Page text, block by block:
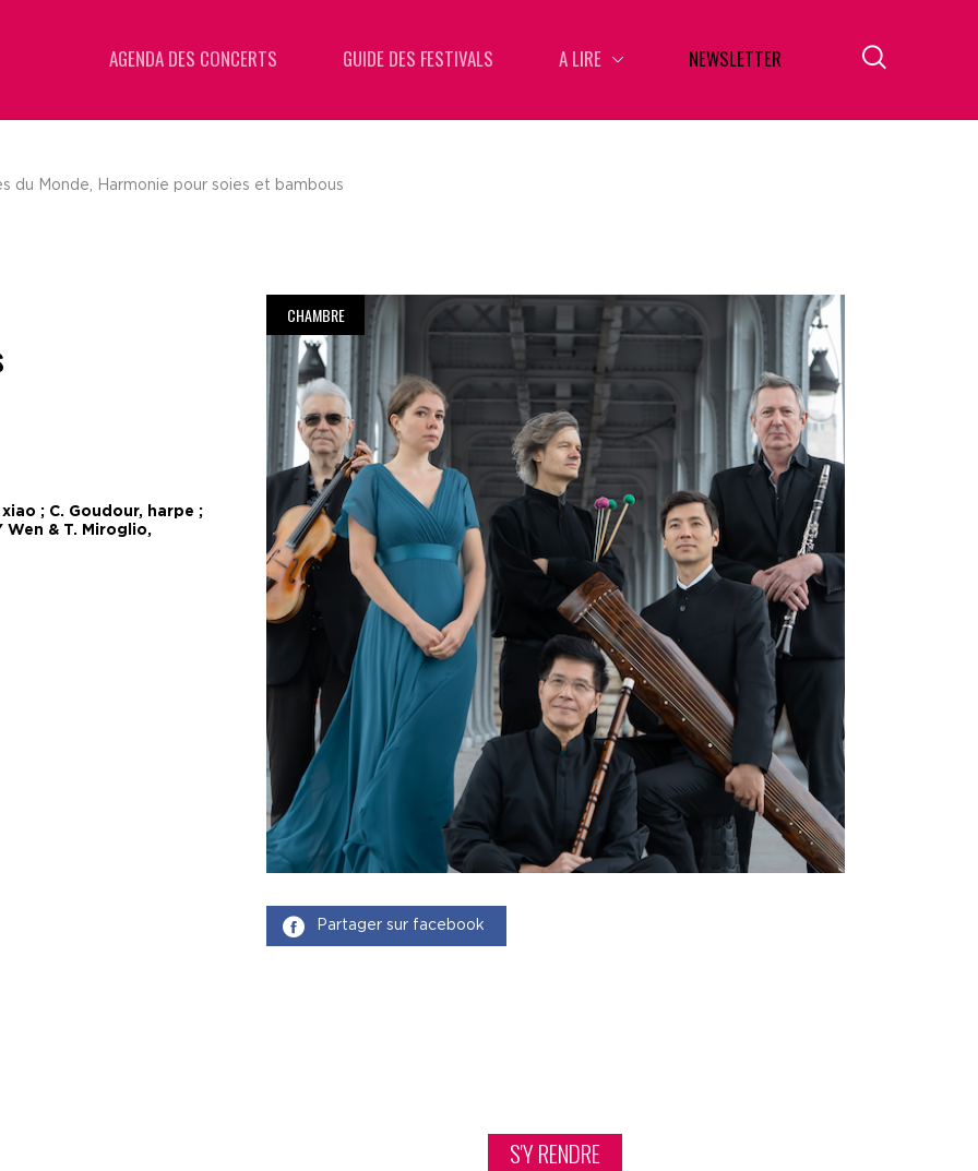
AGENDA DES CONCERTS GUIDE DES FESTIVALS A LIRE NEWSLETTER
du Monde, Harmonie pour soies et bambous
; C. Goudour, harpe ;
Wen & T. Miroglio,
CHAMBRE
Partager sur facebook
S'Y RENDRE